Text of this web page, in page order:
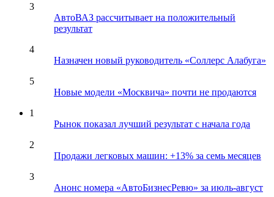
3
АвтоВАЗ рассчитывает на положительный
результат
4
Назначен новый руководитель «Соллерс Алабуга»
5
Новые модели «Москвича» почти не продаются
1
Рынок показал лучший результат с начала года
2
Продажи легковых машин: +13% за семь месяцев
3
Анонс номера «АвтоБизнесРевю» за июль-август